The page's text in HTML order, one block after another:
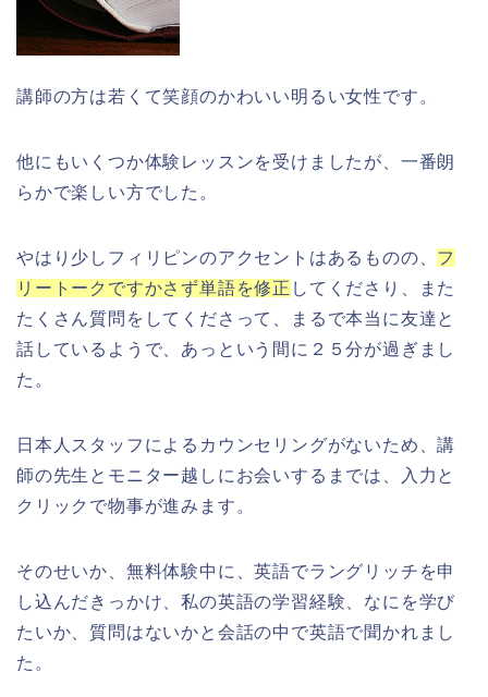
講師の方は若くて笑顔のかわいい明るい女性です。
他にもいくつか体験レッスンを受けましたが、一番朗
らかで楽しい方でした。
やはり少しフィリピンのアクセントはあるものの、 フ
リートークですかさず単語を修正 してくださり、また
たくさん質問をしてくださって、まるで本当に友達と
話しているようで、あっという間に２５分が過ぎまし
た。
日本人スタッフによるカウンセリングがないため、講
師の先生とモニター越しにお会いするまでは、入力と
クリックで物事が進みます。
そのせいか、無料体験中に、英語でラングリッチを申
し込んだきっかけ、私の英語の学習経験、なにを学び
たいか、質問はないかと会話の中で英語で聞かれまし
た。